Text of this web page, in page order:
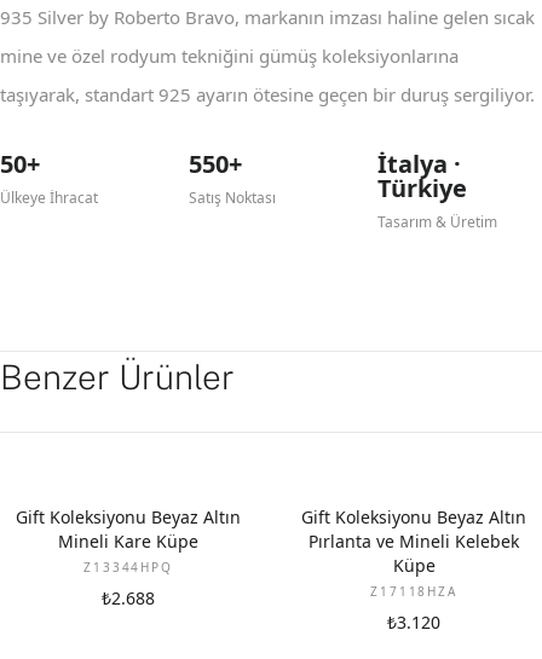
935 Silver by Roberto Bravo, markanın imzası haline gelen sıcak
mine ve özel rodyum tekniğini gümüş koleksiyonlarına
taşıyarak, standart 925 ayarın ötesine geçen bir duruş sergiliyor.
50+
Ülkeye İhracat
550+
Satış Noktası
İtalya ·
Türkiye
Tasarım & Üretim
Benzer Ürünler
YENI
Gift Koleksiyonu Beyaz Altın
Mineli Kare Küpe
Z13344HPQ
₺2.688
YENI
Gift Koleksiyonu Beyaz Altın
Pırlanta ve Mineli Kelebek
Küpe
Z17118HZA
₺3.120